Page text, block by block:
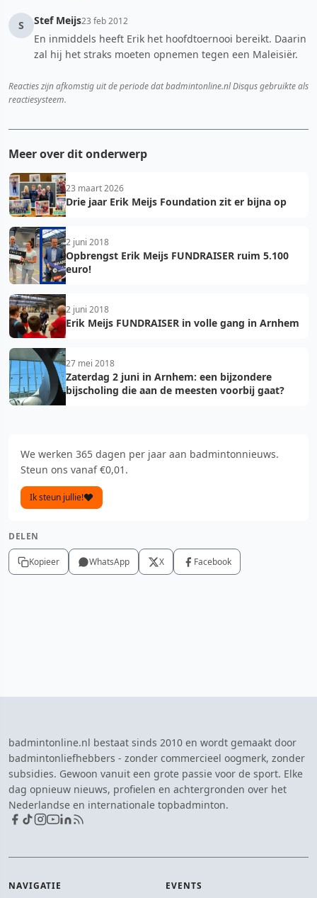
S Stef Meijs23 feb 2012
En inmiddels heeft Erik het hoofdtoernooi bereikt. Daarin
zal hij het straks moeten opnemen tegen een Maleisiër.
Reacties zijn afkomstig uit de periode dat badmintonline.nl Disqus gebruikte als
reactiesysteem.
Meer over dit onderwerp
23 maart 2026
Drie jaar Erik Meijs Foundation zit er bijna op
2 juni 2018
Opbrengst Erik Meijs FUNDRAISER ruim 5.100
euro!
2 juni 2018
Erik Meijs FUNDRAISER in volle gang in Arnhem
27 mei 2018
Zaterdag 2 juni in Arnhem: een bijzondere
bijscholing die aan de meesten voorbij gaat?
We werken 365 dagen per jaar aan badmintonnieuws.
Steun ons vanaf €0,01.
Ik steun jullie!
DELEN
Kopieer WhatsApp X Facebook
badmintonline.nl bestaat sinds 2010 en wordt gemaakt door
badmintonliefhebbers - zonder commercieel oogmerk, zonder
subsidies. Gewoon vanuit een grote passie voor de sport. Elke
dag opnieuw nieuws, profielen en achtergronden over het
Nederlandse en internationale topbadminton.
NAVIGATIE EVENTS